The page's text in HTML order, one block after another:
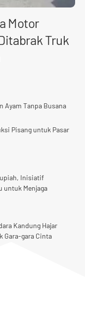
Motor
Truk
Ayam Tanpa Busana
Pisang untuk Pasar
Inisiatif
untuk Menjaga
Kandung Hajar
Gara-gara Cinta